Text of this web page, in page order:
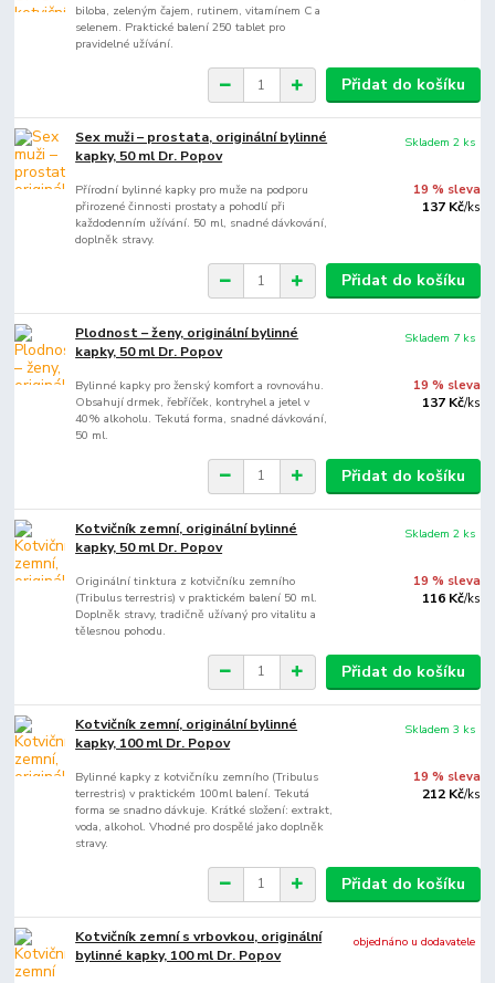
biloba, zeleným čajem, rutinem, vitamínem C a
selenem. Praktické balení 250 tablet pro
pravidelné užívání.
Přidat do košíku
Sex muži – prostata, originální bylinné
kapky, 50 ml Dr. Popov
Přírodní bylinné kapky pro muže na podporu
přirozené činnosti prostaty a pohodlí při
každodenním užívání. 50 ml, snadné dávkování,
doplněk stravy.
19 % sleva
137 Kč/ks
Skladem 2 ks
Přidat do košíku
Plodnost – ženy, originální bylinné
kapky, 50 ml Dr. Popov
Bylinné kapky pro ženský komfort a rovnováhu.
Obsahují drmek, řebříček, kontryhel a jetel v
40% alkoholu. Tekutá forma, snadné dávkování,
50 ml.
19 % sleva
137 Kč/ks
Skladem 7 ks
Přidat do košíku
Kotvičník zemní, originální bylinné
kapky, 50 ml Dr. Popov
Originální tinktura z kotvičníku zemního
(Tribulus terrestris) v praktickém balení 50 ml.
Doplněk stravy, tradičně užívaný pro vitalitu a
tělesnou pohodu.
19 % sleva
116 Kč/ks
Skladem 2 ks
Přidat do košíku
Kotvičník zemní, originální bylinné
kapky, 100 ml Dr. Popov
Bylinné kapky z kotvičníku zemního (Tribulus
terrestris) v praktickém 100ml balení. Tekutá
forma se snadno dávkuje. Krátké složení: extrakt,
voda, alkohol. Vhodné pro dospělé jako doplněk
stravy.
19 % sleva
212 Kč/ks
Skladem 3 ks
Přidat do košíku
Kotvičník zemní s vrbovkou, originální
bylinné kapky, 100 ml Dr. Popov
objednáno u dodavatele